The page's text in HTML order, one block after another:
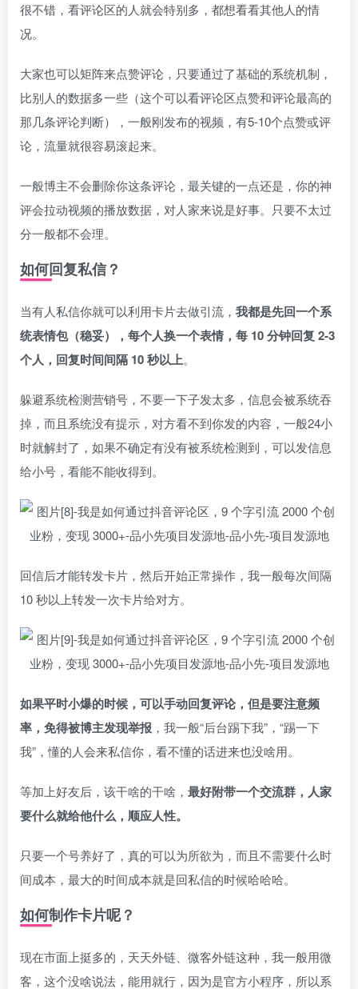
很不错，看评论区的人就会特别多，都想看看其他人的情
况。
大家也可以矩阵来点赞评论，只要通过了基础的系统机制，
比别人的数据多一些（这个可以看评论区点赞和评论最高的
那几条评论判断），一般刚发布的视频，有5-10个点赞或评
论，流量就很容易滚起来。
一般博主不会删除你这条评论，最关键的一点还是，你的神
评会拉动视频的播放数据，对人家来说是好事。只要不太过
分一般都不会理。
如何回复私信？
当有人私信你就可以利用卡片去做引流， 我都是先回一个系
统表情包（稳妥），每个人换一个表情，每 10 分钟回复 2-3
个人，回复时间间隔 10 秒以上。
躲避系统检测营销号，不要一下子发太多，信息会被系统吞
掉，而且系统没有提示，对方看不到你发的内容，一般24小
时就解封了，如果不确定有没有被系统检测到，可以发信息
给小号，看能不能收得到。
回信后才能转发卡片，然后开始正常操作，我一般每次间隔
10 秒以上转发一次卡片给对方。
如果平时小爆的时候，可以手动回复评论，但是要注意频
率，免得被博主发现举报 ，我一般“后台踢下我”，“踢一下
我”，懂的人会来私信你，看不懂的话进来也没啥用。
等加上好友后，该干啥的干啥， 最好附带一个交流群，人家
要什么就给他什么，顺应人性。
只要一个号养好了，真的可以为所欲为，而且不需要什么时
间成本，最大的时间成本就是回私信的时候哈哈哈。
如何制作卡片呢？
现在市面上挺多的，天天外链、微客外链这种，我一般用微
客，这个没啥说法，能用就行，因为是官方小程序，所以系